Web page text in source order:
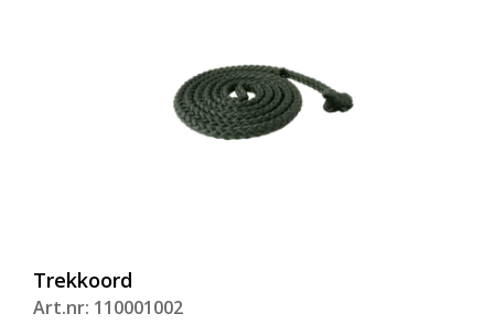
Trekkoord
Art.nr: 110001002